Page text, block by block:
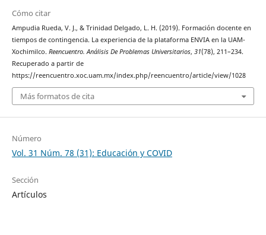
Cómo citar
Ampudia Rueda, V. J., & Trinidad Delgado, L. H. (2019). Formación docente en
tiempos de contingencia. La experiencia de la plataforma ENVIA en la UAM-
Xochimilco. Reencuentro. Análisis De Problemas Universitarios, 31(78), 211–234.
Recuperado a partir de
https://reencuentro.xoc.uam.mx/index.php/reencuentro/article/view/1028
Más formatos de cita
Número
Vol. 31 Núm. 78 (31): Educación y COVID
Sección
Artículos